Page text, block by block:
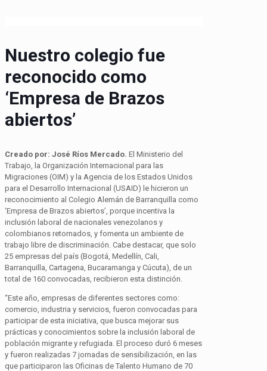
Nuestro colegio fue
reconocido como
‘Empresa de Brazos
abiertos’
Creado por: José Ríos Mercado. El Ministerio del
Trabajo, la Organización Internacional para las
Migraciones (OIM) y la Agencia de los Estados Unidos
para el Desarrollo Internacional (USAID) le hicieron un
reconocimiento al Colegio Alemán de Barranquilla como
‘Empresa de Brazos abiertos’, porque incentiva la
inclusión laboral de nacionales venezolanos y
colombianos retornados, y fomenta un ambiente de
trabajo libre de discriminación. Cabe destacar, que solo
25 empresas del país (Bogotá, Medellín, Cali,
Barranquilla, Cartagena, Bucaramanga y Cúcuta), de un
total de 160 convocadas, recibieron esta distinción.
“Este año, empresas de diferentes sectores como:
comercio, industria y servicios, fueron convocadas para
participar de esta iniciativa, que busca mejorar sus
prácticas y conocimientos sobre la inclusión laboral de
población migrante y refugiada. El proceso duró 6 meses
y fueron realizadas 7 jornadas de sensibilización, en las
que participaron las Oficinas de Talento Humano de 70